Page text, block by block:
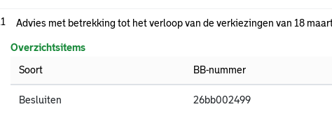
Advies met betrekking tot het verloop van de verkiezingen van 18
Overzichtsitems
Soort
BB-nummer
Besluiten 26bb002499